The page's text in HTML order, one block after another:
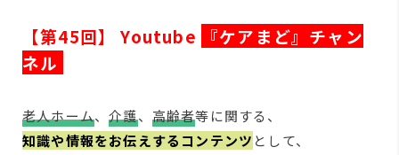
【第45回】 Youtube
『ケアまど』チャン
ネル
老人ホーム、介護、 高齢者等に関する、
知識や情報をお伝えするコンテンツ として、